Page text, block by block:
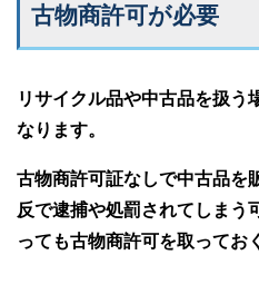
古物商許可が必要
リサイクル品や中古品を扱う
なります。
古物商許可証なしで中古品を
反で逮捕や処罰されてしまう
っても古物商許可を取ってお